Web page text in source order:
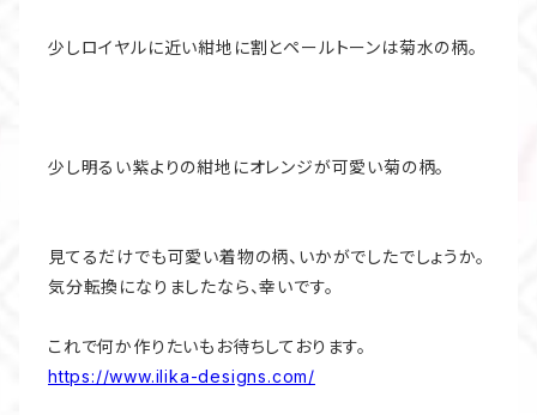
少しロイヤルに近い紺地に割とペールトーンは菊水の柄。
少し明るい紫よりの紺地にオレンジが可愛い菊の柄。
見てるだけでも可愛い着物の柄、いかがでしたでしょうか。
気分転換になりましたなら、幸いです。
これで何か作りたいもお待ちしております。
https://www.ilika-designs.com/